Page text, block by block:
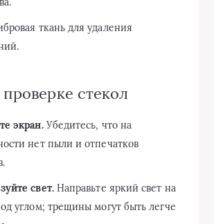
ткань для удаления
стекол
экран.Убедитесь, что на
нет пыли и отпечатков
свет.Направьте яркий свет на
углом; трещины могут быть легче